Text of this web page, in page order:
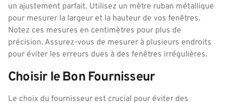
un ajustement parfait. Utilisez un mètre ruban métallique
pour mesurer la largeur et la hauteur de vos fenêtres.
Notez ces mesures en centimètres pour plus de
précision. Assurez-vous de mesurer à plusieurs endroits
pour éviter les erreurs dues à des fenêtres irrégulières.
Choisir le Bon Fournisseur
Le choix du fournisseur est crucial pour éviter des